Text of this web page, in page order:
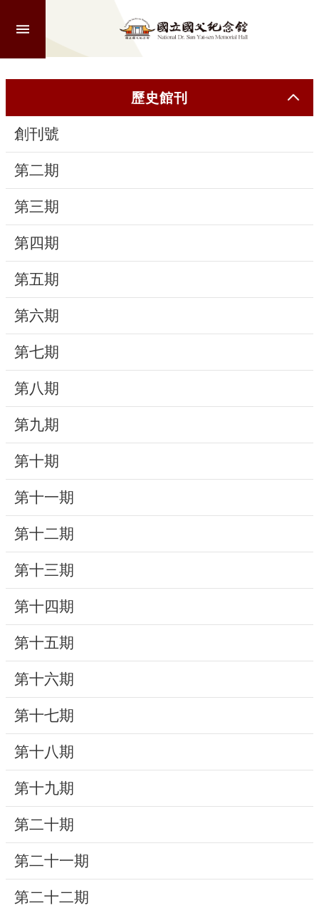
階
尋
認
識
本
館
參
觀
動
線
上
源
新
聞
與
公
告
便
民
服
研
究
典
藏
性
別
平
等
政
府
資
歷史館刊
創刊號
第二期
第三期
第四期
第五期
第六期
第七期
第八期
第九期
第十期
第十一期
第十二期
第十三期
第十四期
第十五期
第十六期
第十七期
第十八期
第十九期
第二十期
第二十一期
第二十二期